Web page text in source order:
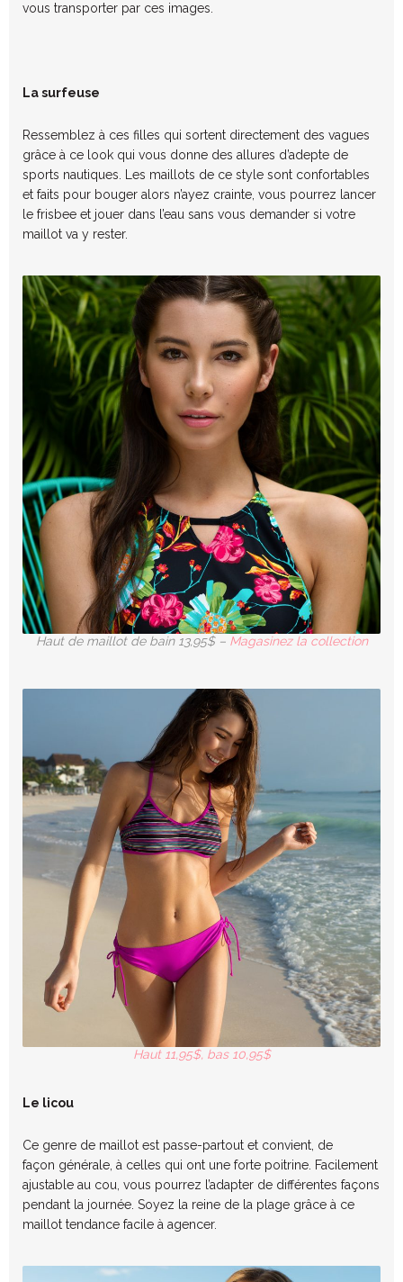
vous transporter par ces images.
La surfeuse
Ressemblez à ces filles qui sortent directement des vagues
grâce à ce look qui vous donne des allures d’adepte de
sports nautiques. Les maillots de ce style sont confortables
et faits pour bouger alors n’ayez crainte, vous pourrez lancer
le frisbee et jouer dans l’eau sans vous demander si votre
maillot va y rester.
Haut de maillot de bain 13,95$ – Magasinez la collection
Haut 11,95$, bas 10,95$
Le licou
Ce genre de maillot est passe-partout et convient, de
façon générale, à celles qui ont une forte poitrine. Facilement
ajustable au cou, vous pourrez l’adapter de différentes façons
pendant la journée. Soyez la reine de la plage grâce à ce
maillot tendance facile à agencer.